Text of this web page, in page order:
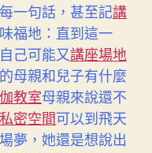
一句話，甚至記講
福地：直到這一
自己可能又講座場地
母親和兒子有什麼
教室母親來說還不
私密空間 可以到飛天
夢，她還是想說出